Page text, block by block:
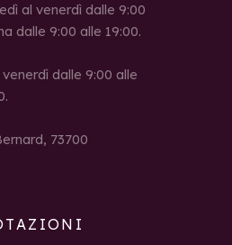
al venerdì dalle 9:00
dalle 9:00 alle 19:00.
dalle 9:00 alle
73700